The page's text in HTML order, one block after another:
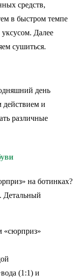
средств,
в быстром темпе
Далее
сушиться.
день
действием и
различные
на ботинках?
Детальный
«сюрприз»
(1:1) и